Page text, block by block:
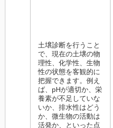
土壌診断を行うこと
で、現在の土壌の物
理性、化学性、生物
性の状態を客観的に
把握できます。例え
ば、pHが適切か、栄
養素が不足していな
いか、排水性はどう
か、微生物の活動は
活発か、といった点